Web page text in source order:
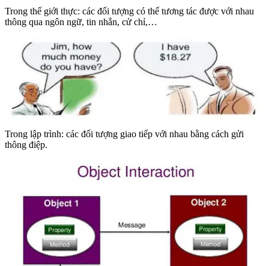
Trong thế giới thực: các đối tượng có thể tương tác được với nhau
thông qua ngôn ngữ, tin nhắn, cử chỉ,…
Trong lập trình: các đối tượng giao tiếp với nhau bằng cách gửi
thông điệp.